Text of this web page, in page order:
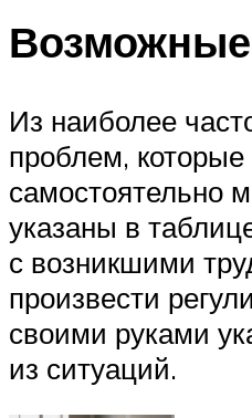
Из наиболее
проблем,
самостоятельно
указаны в
с возникшими
произвести
своими руками
из ситуаций.